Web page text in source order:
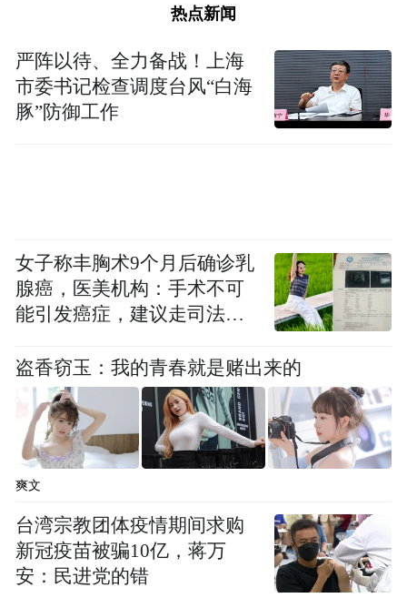
热点新闻
严阵以待、全力备战！上海
市委书记检查调度台风“白海
豚”防御工作
女子称丰胸术9个月后确诊乳
腺癌，医美机构：手术不可
能引发癌症，建议走司法途
盗香窃玉：我的青春就是赌出来的
爽文
台湾宗教团体疫情期间求购
新冠疫苗被骗10亿，蒋万
安：民进党的错